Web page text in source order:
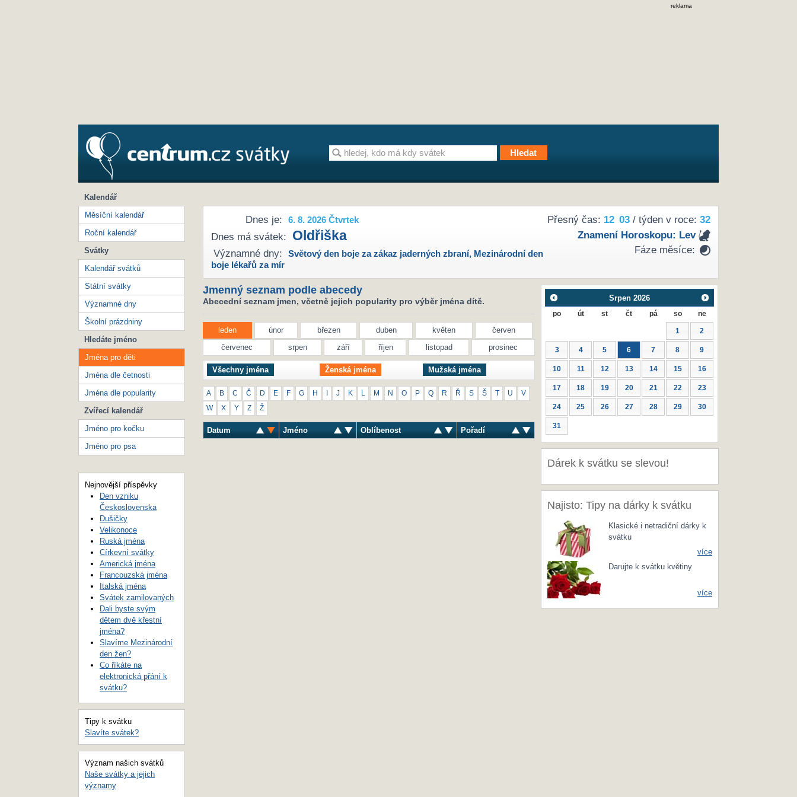
reklama
Přesný čas: 12 03/ týden v roce: 32
Znamení Horoskopu: Lev
Fáze měsíce:
Dnes je: 6. 8. 2026 Čtvrtek
Dnes má svátek: Oldřiška
Významné dny: Světový den boje za zákaz jaderných zbraní, Mezinárodní den
boje lékařů za mír
Jmenný seznam podle abecedy
Abecední seznam jmen, včetně jejich popularity pro výběr jména dítě.
leden únor březen duben květen
červen
červenec
srpen září říjen listopad prosinec
Všechny jména Ženská jména Mužská jména
A B C Č D E F G H J K M N O P Q R Ř S Š T U V
W X Y Z Ž
Datum Jméno Oblíbenost Pořadí
Srpen 2026
po út st čt pá so ne
1 2
3 4 5 6 7 8 9
10 11 12 13 14 15 16
17 18 19 20 21 22 23
24 25 26 27 28 29 30
31
Dárek k svátku se slevou!
Najisto: Tipy na dárky k svátku
Klasické i netradiční dárky k
svátku
více
Darujte k svátku květiny
více
Kalendář
Měsíční kalendář
Roční kalendář
Svátky
Kalendář svátků
Státní svátky
Významné dny
Školní prázdniny
Hledáte jméno
Jména pro děti
Jména dle četnosti
Jména dle popularity
Zvířecí kalendář
Jméno pro kočku
Jméno pro psa
Nejnovější příspěvky
Den vzniku
Československa
Dušičky
Velikonoce
Ruská jména
Církevní svátky
Americká jména
Francouzská jména
Italská jména
Svátek zamilovaných
Dali byste svým
dětem dvě křestní
jména?
Slavíme Mezinárodní
den žen?
Co říkáte na
elektronická přání k
svátku?
Tipy k svátku
Slavíte svátek?
Význam našich svátků
Naše svátky a jejich
významy